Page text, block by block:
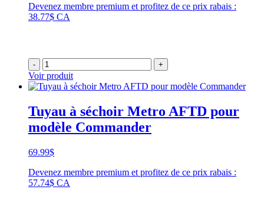
Devenez membre premium et profitez de ce prix rabais :
38.77$ CA
- +
Voir produit
Tuyau à séchoir Metro AFTD pour
modèle Commander
69.99$
Devenez membre premium et profitez de ce prix rabais :
57.74$ CA